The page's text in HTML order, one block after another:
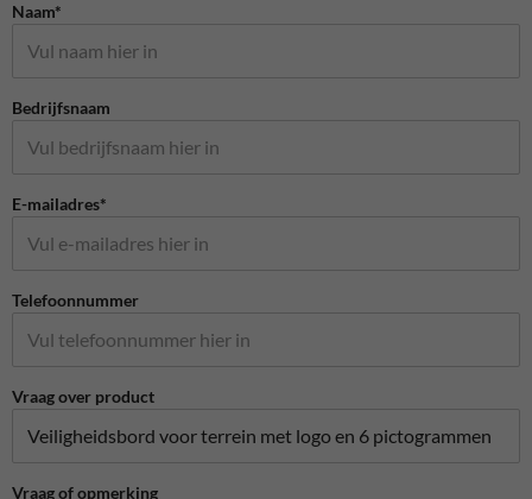
Naam*
Bedrijfsnaam
E-mailadres*
Telefoonnummer
Vraag over product
Vraag of opmerking